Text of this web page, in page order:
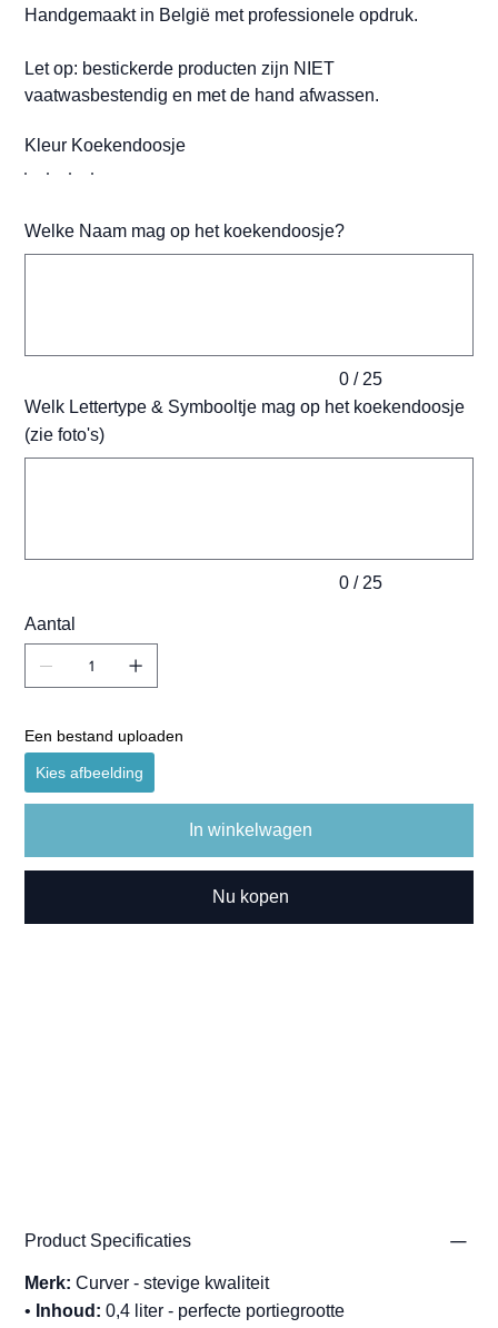
Handgemaakt in België met professionele opdruk.
Let op: bestickerde producten zijn NIET
vaatwasbestendig en met de hand afwassen.
Kleur Koekendoosje
Welke Naam mag op het koekendoosje?
0 / 25
Welk Lettertype & Symbooltje mag op het koekendoosje
(zie foto's)
0 / 25
Aantal
Een bestand uploaden
Kies afbeelding
In winkelwagen
Nu kopen
Product Specificaties
Merk: Curver - stevige kwaliteit
• Inhoud: 0,4 liter - perfecte portiegrootte